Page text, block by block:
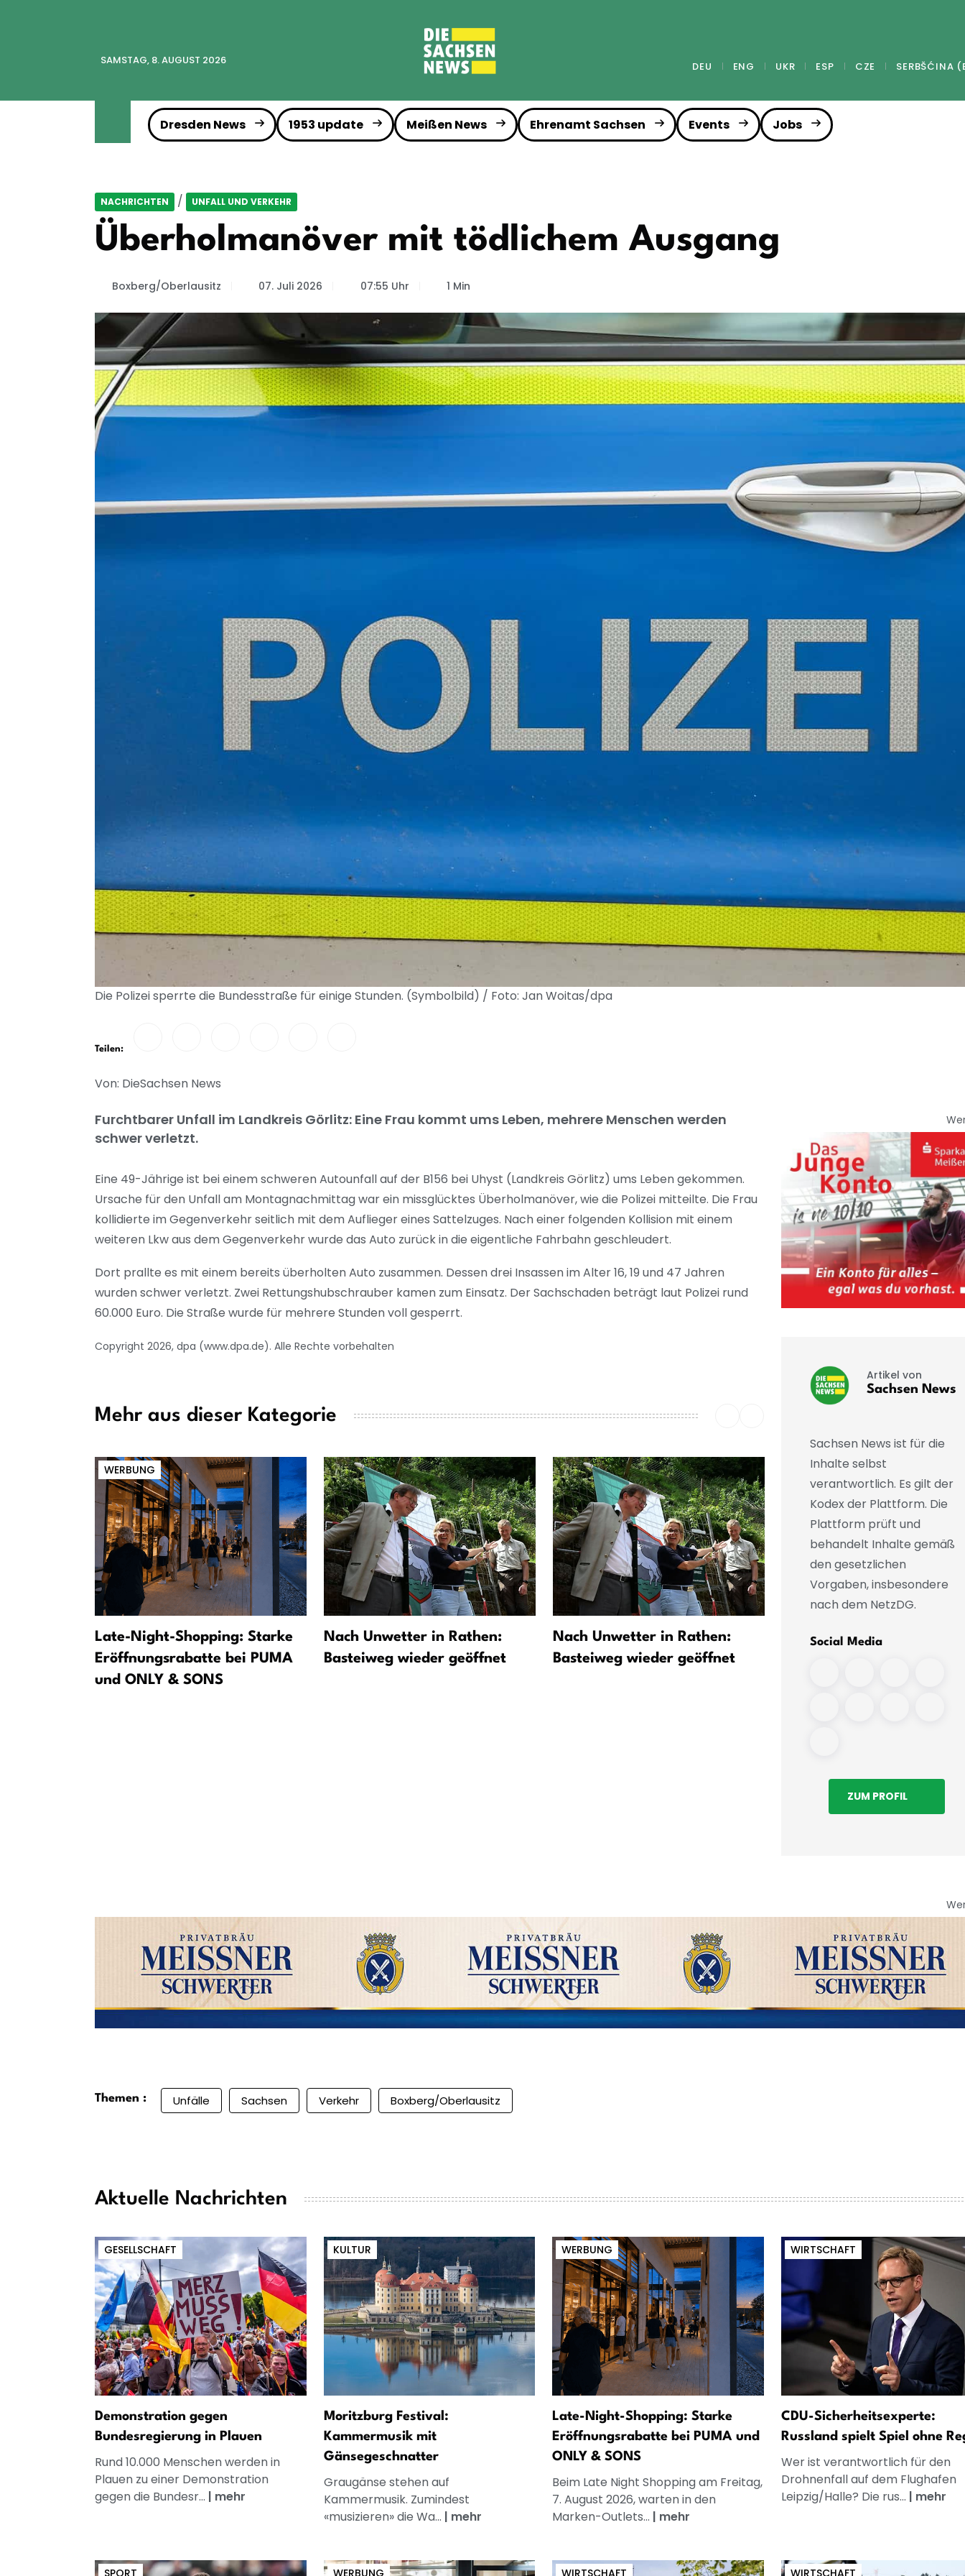
SAMSTAG, 8. AUGUST 2026 DEU ENG UKR ESP CZE SERBŠĆINA
Dresden News 1953 update Meißen News Ehrenamt Sachsen Events Jobs
NACHRICHTEN / UNFALL UND VERKEHR
Überholmanöver mit tödlichem Ausgang
Boxberg/Oberlausitz 07. Juli 2026 07:55 Uhr 1 Min
Die Polizei sperrte die Bundesstraße für einige Stunden. (Symbolbild) / Foto: Jan Woitas/dpa
Teilen:
Von: DieSachsen News
Furchtbarer Unfall im Landkreis Görlitz: Eine Frau kommt ums Leben, mehrere Menschen werden
schwer verletzt.
Eine 49-Jährige ist bei einem schweren Autounfall auf der B156 bei Uhyst (Landkreis Görlitz) ums Leben gekommen.
Ursache für den Unfall am Montagnachmittag war ein missglücktes Überholmanöver, wie die Polizei mitteilte. Die Frau
kollidierte im Gegenverkehr seitlich mit dem Auflieger eines Sattelzuges. Nach einer folgenden Kollision mit einem
weiteren Lkw aus dem Gegenverkehr wurde das Auto zurück in die eigentliche Fahrbahn geschleudert.
Dort prallte es mit einem bereits überholten Auto zusammen. Dessen drei Insassen im Alter 16, 19 und 47 Jahren
wurden schwer verletzt. Zwei Rettungshubschrauber kamen zum Einsatz. Der Sachschaden beträgt laut Polizei rund
60.000 Euro. Die Straße wurde für mehrere Stunden voll gesperrt.
Copyright 2026, dpa (www.dpa.de). Alle Rechte vorbehalten
Mehr aus dieser Kategorie
WERBUNG
Late-Night-Shopping: Starke
Eröffnungsrabatte bei PUMA
und ONLY & SONS
Nach Unwetter in Rathen:
Basteiweg wieder geöffnet
Nach Unwetter in Rathen:
Basteiweg wieder geöffnet
Essen auf Herd in Brand
Artikel von
Sachsen News
Sachsen News ist für die
Inhalte selbst
verantwortlich. Es gilt der
Kodex der Plattform. Die
Plattform prüft und
behandelt Inhalte gemäß
den gesetzlichen
Vorgaben, insbesondere
nach dem NetzDG.
Social Media
ZUM PROFIL
Themen : Unfälle Sachsen Verkehr Boxberg/Oberlausitz
Aktuelle Nachrichten
GESELLSCHAFT
Demonstration gegen
Bundesregierung in Plauen
Rund 10.000 Menschen werden in
Plauen zu einer Demonstration
gegen die Bundesr... | mehr
KULTUR
Moritzburg Festival:
Kammermusik mit
Gänsegeschnatter
Graugänse stehen auf
Kammermusik. Zumindest
«musizieren» die Wa... | mehr
WERBUNG
Late-Night-Shopping: Starke
Eröffnungsrabatte bei PUMA und
ONLY & SONS
Beim Late Night Shopping am Freitag,
7. August 2026, warten in den
Marken-Outlets... | mehr
WIRTSCHAFT
CDU-Sicherheitsexperte:
Russland spielt Spiel ohne
Wer ist verantwortlich für den
Drohnenfall auf dem Flughafen
Leipzig/Halle? Die rus... | mehr
SPORT WERBUNG WIRTSCHAFT WIRTSCHAFT